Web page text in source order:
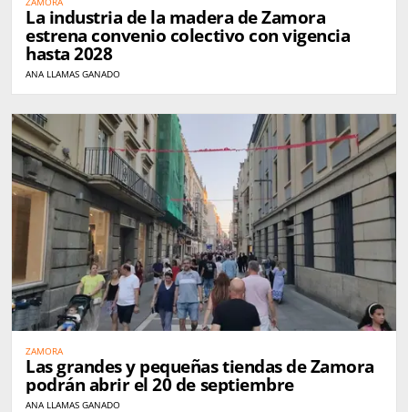
La industria de la madera de Zamora
estrena convenio colectivo con vigencia
hasta 2028
ANA LLAMAS GANADO
ZAMORA
Las grandes y pequeñas tiendas de Zamora
podrán abrir el 20 de septiembre
ANA LLAMAS GANADO